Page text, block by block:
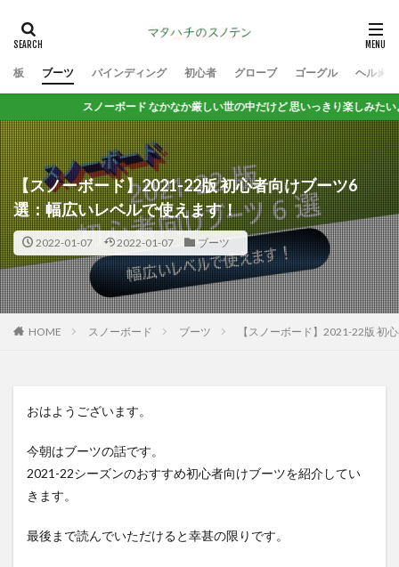
板 ブーツ バインディング 初心者 グローブ ゴーグル ヘルメ
スノーボード なかなか厳しい世の中だけど 思いっきり楽しみたいよね!!!
【スノーボード】2021-22版 初心者向けブーツ6
選：幅広いレベルで使えます！
2022-01-07 2022-01-07 ブーツ
HOME スノーボード ブーツ 【スノーボード】2021-22版 初
おはようございます。
今朝はブーツの話です。
2021-22シーズンのおすすめ初心者向けブーツを紹介してい
きます。
最後まで読んでいただけると幸甚の限りです。